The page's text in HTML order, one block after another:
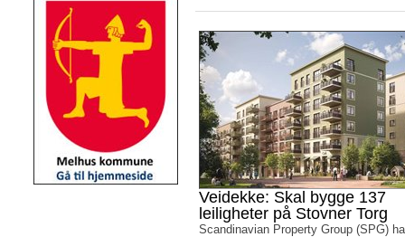
Veidekke: Skal bygge 137
leiligheter på Stovner Torg
Scandinavian Property Group (SPG)